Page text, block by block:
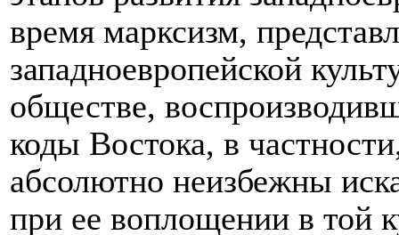
время марксизм,
западноевропейской
обществе,
коды Востока, в
абсолютно неизбежны
при ее воплощении в той